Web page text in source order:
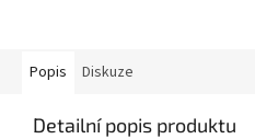
Popis Diskuze
Detailní popis produktu